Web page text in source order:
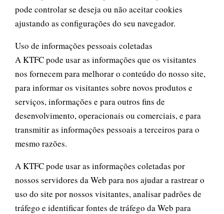
pode controlar se deseja ou não aceitar cookies
ajustando as configurações do seu navegador.
Uso de informações pessoais coletadas
A KTFC pode usar as informações que os visitantes
nos fornecem para melhorar o conteúdo do nosso site,
para informar os visitantes sobre novos produtos e
serviços, informações e para outros fins de
desenvolvimento, operacionais ou comerciais, e para
transmitir as informações pessoais a terceiros para o
mesmo razões.
A KTFC pode usar as informações coletadas por
nossos servidores da Web para nos ajudar a rastrear o
uso do site por nossos visitantes, analisar padrões de
tráfego e identificar fontes de tráfego da Web para